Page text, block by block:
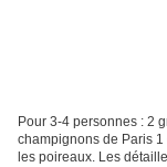
Pour 3-4 personnes : 2
champignons de Paris
les poireaux. Les